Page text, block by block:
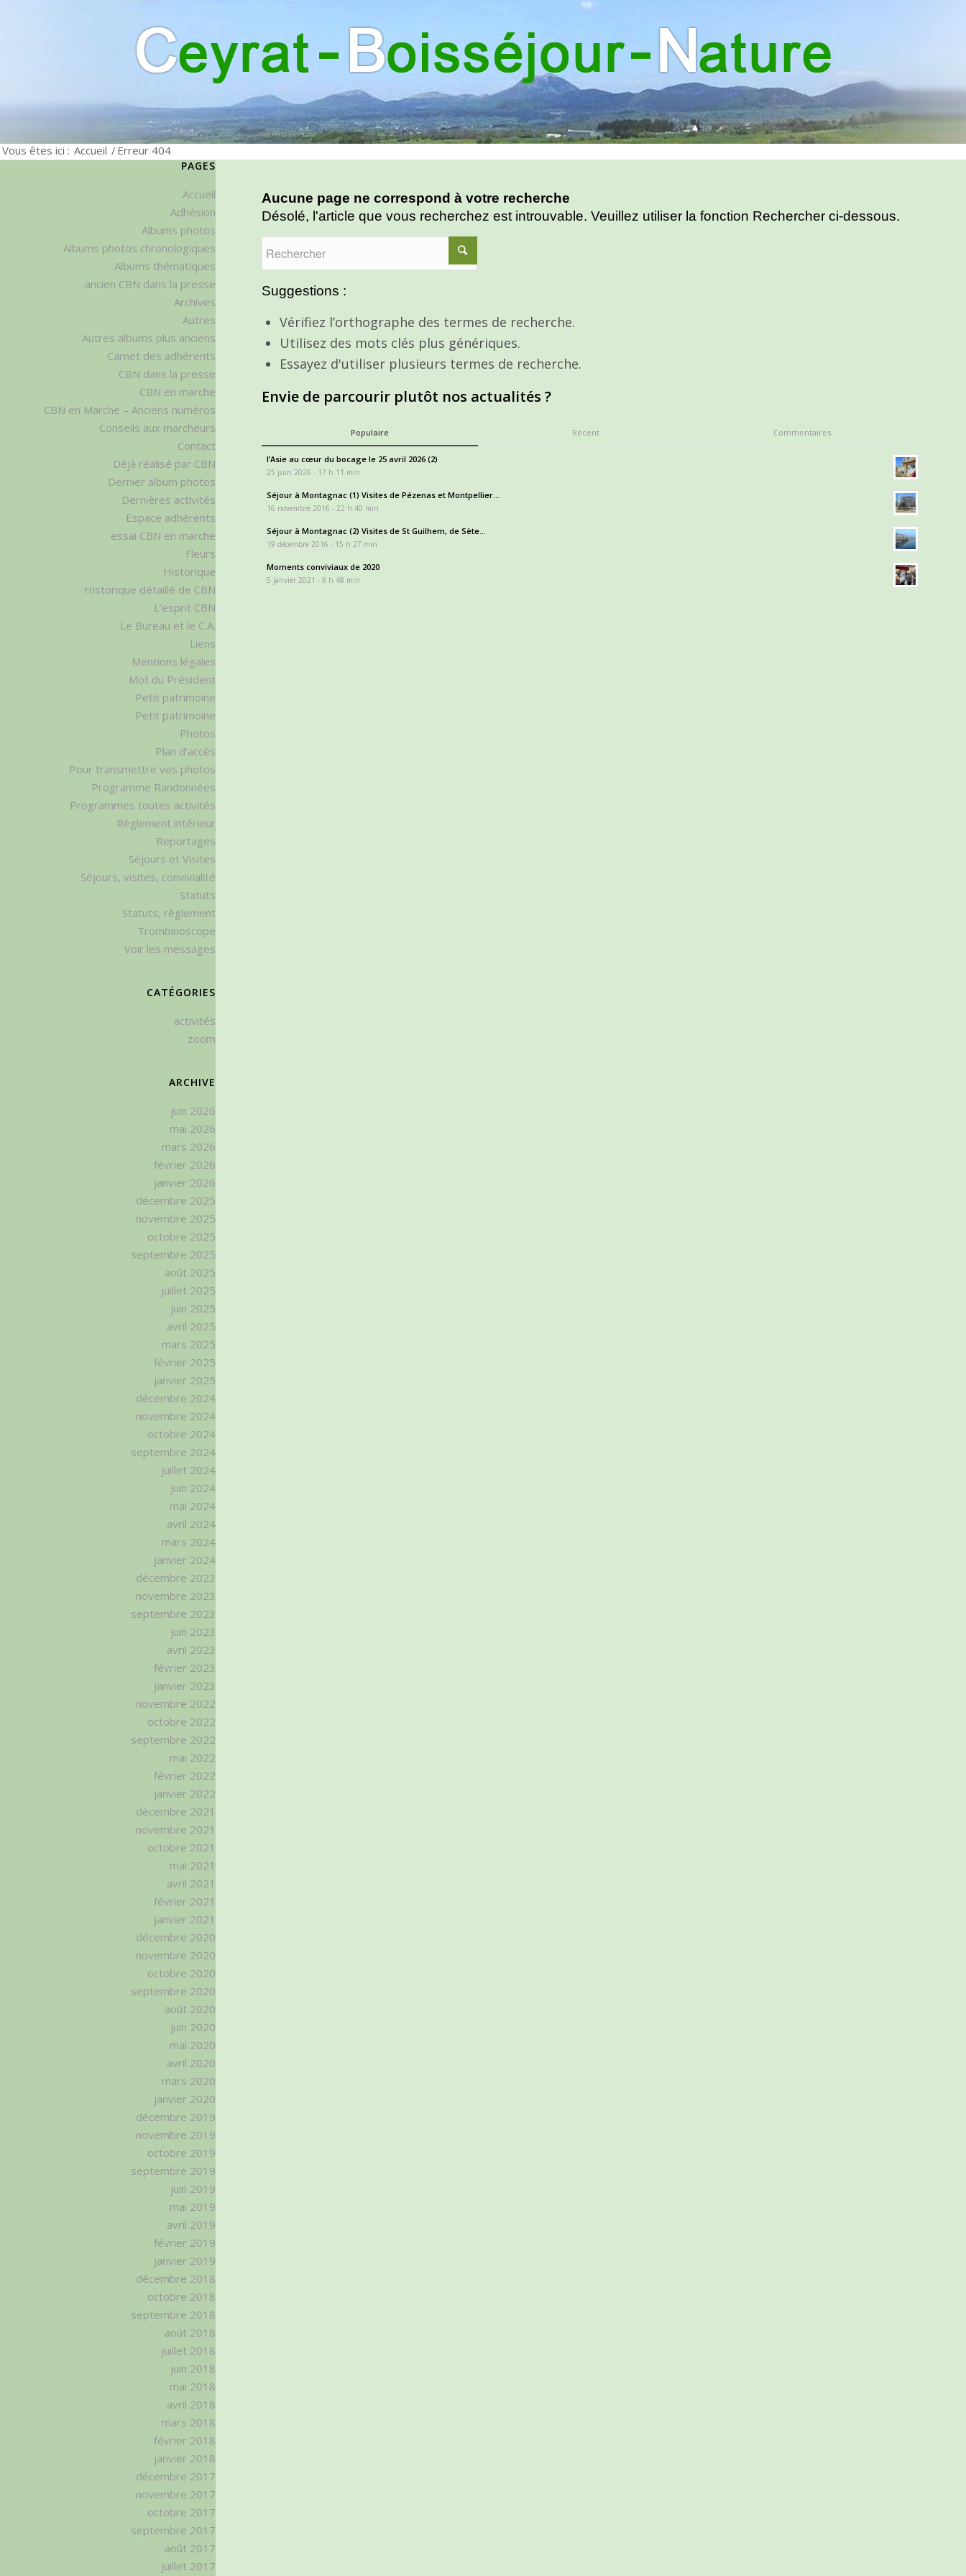
Vous êtes ici : Accueil / Erreur 404
Aucune page ne correspond à votre recherche
Désolé, l'article que vous recherchez est introuvable. Veuillez utiliser la fonction Rechercher ci-dessous.
Suggestions :
Vérifiez l’orthographe des termes de recherche.
Utilisez des mots clés plus génériques.
Essayez d'utiliser plusieurs termes de recherche.
Envie de parcourir plutôt nos actualités ?
Populaire Récent Commentaires
l’Asie au cœur du bocage le 25 avril 2026 (2)
25 juin 2026 - 17 h 11 min
Séjour à Montagnac (1) Visites de Pézenas et Montpellier...
16 novembre 2016 - 22 h 40 min
Séjour à Montagnac (2) Visites de St Guilhem, de Sète...
19 décembre 2016 - 15 h 27 min
Moments conviviaux de 2020
5 janvier 2021 - 9 h 48 min
PAGES
Accueil
Adhésion
Albums photos
Albums photos chronologiques
Albums thématiques
ancien CBN dans la presse
Archives
Autres
Autres albums plus anciens
Carnet des adhérents
CBN dans la presse
CBN en marche
CBN en Marche – Anciens numéros
Conseils aux marcheurs
Contact
Déjà réalisé par CBN
Dernier album photos
Dernières activités
Espace adhérents
essai CBN en marche
Fleurs
Historique
Historique détaillé de CBN
L’esprit CBN
Le Bureau et le C.A.
Liens
Mentions légales
Mot du Président
Petit patrimoine
Petit patrimoine
Photos
Plan d’accès
Pour transmettre vos photos
Programme Randonnées
Programmes toutes activités
Règlement intérieur
Reportages
Séjours et Visites
Séjours, visites, convivialité
Statuts
Statuts, règlement
Trombinoscope
Voir les messages
CATÉGORIES
activités
zoom
ARCHIVE
juin 2026
mai 2026
mars 2026
février 2026
janvier 2026
décembre 2025
novembre 2025
octobre 2025
septembre 2025
août 2025
juillet 2025
juin 2025
avril 2025
mars 2025
février 2025
janvier 2025
décembre 2024
novembre 2024
octobre 2024
septembre 2024
juillet 2024
juin 2024
mai 2024
avril 2024
mars 2024
janvier 2024
décembre 2023
novembre 2023
septembre 2023
juin 2023
avril 2023
février 2023
janvier 2023
novembre 2022
octobre 2022
septembre 2022
mai 2022
février 2022
janvier 2022
décembre 2021
novembre 2021
octobre 2021
mai 2021
avril 2021
février 2021
janvier 2021
décembre 2020
novembre 2020
octobre 2020
septembre 2020
août 2020
juin 2020
mai 2020
avril 2020
mars 2020
janvier 2020
décembre 2019
novembre 2019
octobre 2019
septembre 2019
juin 2019
mai 2019
avril 2019
février 2019
janvier 2019
décembre 2018
octobre 2018
septembre 2018
août 2018
juillet 2018
juin 2018
mai 2018
avril 2018
mars 2018
février 2018
janvier 2018
décembre 2017
novembre 2017
octobre 2017
septembre 2017
août 2017
juillet 2017